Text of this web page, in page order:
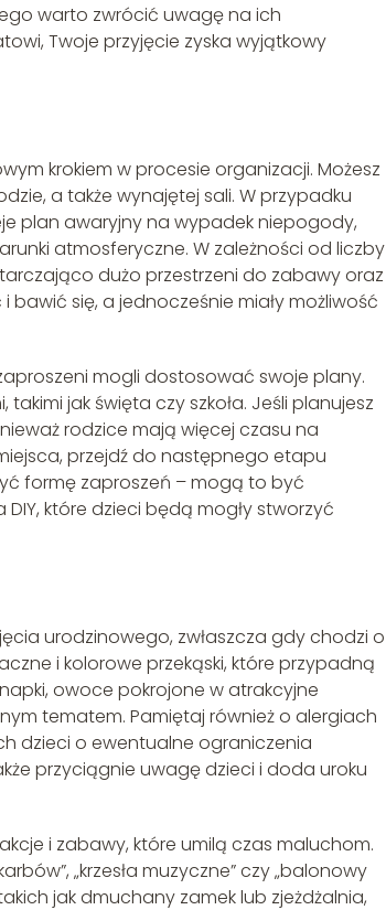
warto zwrócić uwagę na ich
Twoje przyjęcie zyska wyjątkowy
krokiem w procesie organizacji. Możesz
a także wynajętej sali. W przypadku
plan awaryjny na wypadek niepogody,
atmosferyczne. W zależności od liczby
dużo przestrzeni do zabawy oraz
się, a jednocześnie miały możliwość
mogli dostosować swoje plany.
jak święta czy szkoła. Jeśli planujesz
rodzice mają więcej czasu na
przejdź do następnego etapu
formę zaproszeń – mogą to być
które dzieci będą mogły stworzyć
urodzinowego, zwłaszcza gdy chodzi o
i kolorowe przekąski, które przypadną
owoce pokrojone w atrakcyjne
tematem. Pamiętaj również o alergiach
dzieci o ewentualne ograniczenia
przyciągnie uwagę dzieci i doda uroku
i zabawy, które umilą czas maluchom.
„krzesła muzyczne” czy „balonowy
jak dmuchany zamek lub zjeżdżalnia,